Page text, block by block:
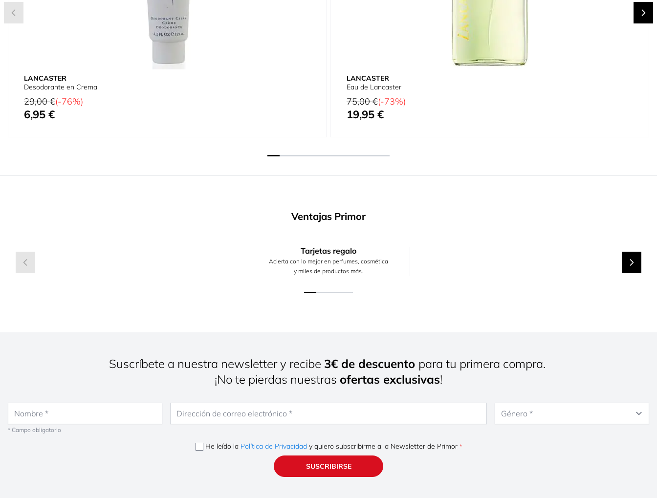
LANCASTER
Desodorante en Crema
Precio habitual
29,00 €(-76%)
Precio especial
6,95 €
LANCASTER
Eau de Lancaster
Precio habitual
75,00 €(-73%)
Precio especial
19,95 €
Ventajas Primor
Tarjetas regalo
Acierta con lo mejor en perfumes, cosmética
y miles de productos más.
Suscríbete a nuestra newsletter y recibe 3€ de descuento para tu primera compra.
¡No te pierdas nuestras ofertas exclusivas!
* Campo obligatorio
He leído la Política de Privacidad y quiero subscribirme a la Newsletter de Primor
SUSCRIBIRSE